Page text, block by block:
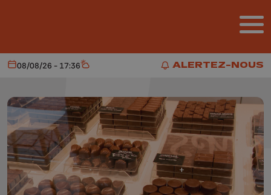
ALERTEZ-NOUS
ALERTEZ-NOUS
Aujourd'hui
08/08/26 - 17:36 Météo